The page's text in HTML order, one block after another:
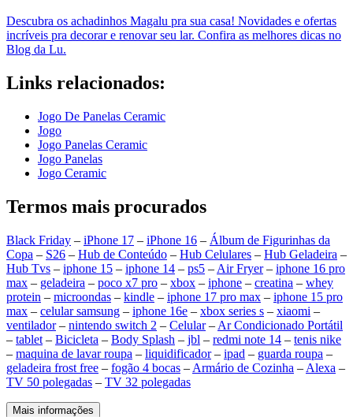
Descubra os achadinhos Magalu pra sua casa! Novidades e ofertas
incríveis pra decorar e renovar seu lar. Confira as melhores dicas no
Blog da Lu.
Links relacionados:
Jogo De Panelas Ceramic
Jogo
Jogo Panelas Ceramic
Jogo Panelas
Jogo Ceramic
Termos mais procurados
Black Friday – iPhone 17 – iPhone 16 – Álbum de Figurinhas da
Copa – S26 – Hub de Conteúdo – Hub Celulares – Hub Geladeira –
Hub Tvs – iphone 15 – iphone 14 – ps5 – Air Fryer– iphone 16 pro
max – geladeira – poco x7 pro – xbox – iphone – creatina – whey
protein – microondas – kindle – iphone 17 pro max – iphone 15 pro
max – celular samsung – iphone 16e – xbox series s – xiaomi –
ventilador– nintendo switch 2 – Celular– Ar Condicionado Portátil
– tablet – Bicicleta – Body Splash – jbl – redmi note 14 – tenis nike
– maquina de lavar roupa – liquidificador– ipad – guarda roupa –
geladeira frost free – fogão 4 bocas – Armário de Cozinha – Alexa –
TV 50 polegadas – TV 32 polegadas
Mais informações